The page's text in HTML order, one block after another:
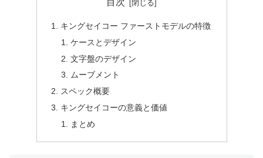
目次
キングセイコー ファーストモデルの特徴
ケースとデザイン
文字盤のデザイン
ムーブメント
スペック概要
キングセイコーの意義と価値
まとめ